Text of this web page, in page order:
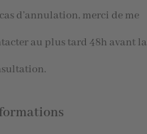
d’annulation, merci de me
au plus tard 48h avant la